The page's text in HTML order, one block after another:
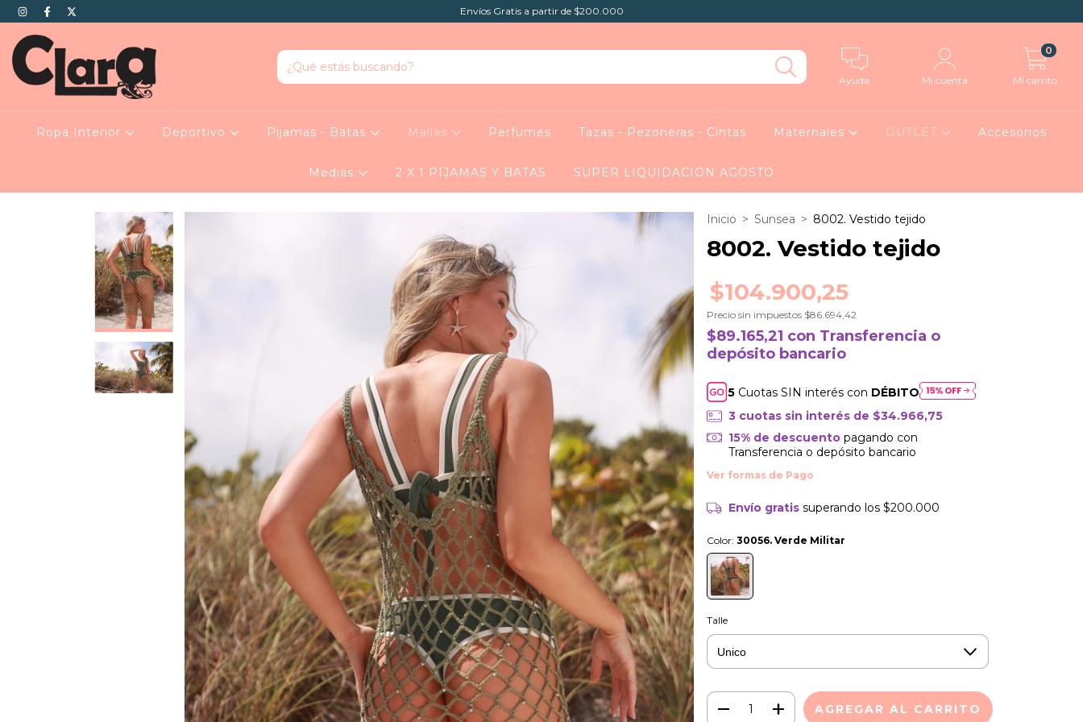
Envíos Gratis a partir de $200.000
Ayuda Mi cuenta Mi carrito
0
Ropa Interior Deportivo Pijamas - Batas Mallas Perfumes Tazas - Pezoneras - Cintas Maternales OUTLET Accesorios
Medias 2 X 1 PIJAMAS Y BATAS SUPER LIQUIDACION AGOSTO
Inicio > Sunsea > 8002. Vestido tejido
8002. Vestido tejido
$104.900,25
Precio sin impuestos $86.694,42
$89.165,21 con Transferencia o
depósito bancario
Cuotas SIN interés con DÉBITO
3 cuotas sin interés de $34.966,75
15% de descuentopagando con
Transferencia o depósito bancario
Envío gratis superando los $200.000
Color: 30056. Verde Militar
Talle